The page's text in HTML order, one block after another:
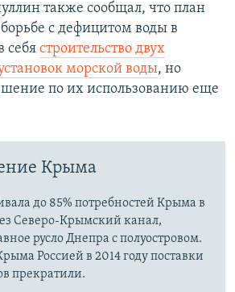
720p 1080p
720p
1080p
также сообщал, что план
с дефицитом воды в
себя строительство двух
морской воды, но
по их использованию еще
Крыма
до 85% потребностей Крыма в
Северо-Крымский канал,
русло Днепра с полуостровом.
Россией в 2014 году поставки
прекратили.